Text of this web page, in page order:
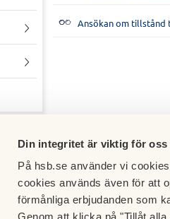
Din integritet är viktig för oss
På hsb.se använder vi
cookies används även för att
förmånliga erbjudanden som
Ansökan om tillstånd
Sidansvarig: Peter Wallman